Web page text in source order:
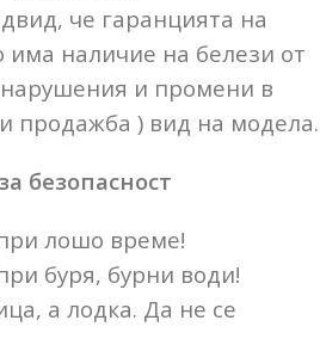
че гаранцията на
има наличие на белези от
и промени в
продажба ) вид на модела.
безопасност
лошо време!
буря, бурни води!
а лодка. Да не се